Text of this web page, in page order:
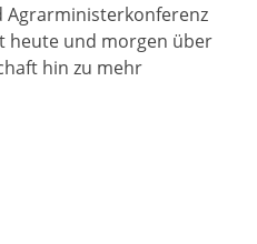
Agrarministerkonferenz
heute und morgen über
hin zu mehr